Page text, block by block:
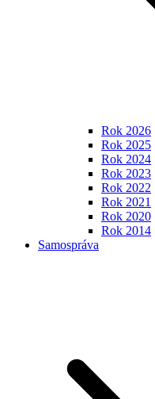
Rok 2026
Rok 2025
Rok 2024
Rok 2023
Rok 2022
Rok 2021
Rok 2020
Rok 2014
Samospráva